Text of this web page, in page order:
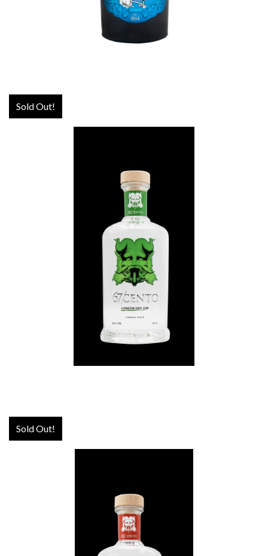
Sold Out!
Botanical Gin
38,00
€
MORE INFO
Sold Out!
Foraged Gin